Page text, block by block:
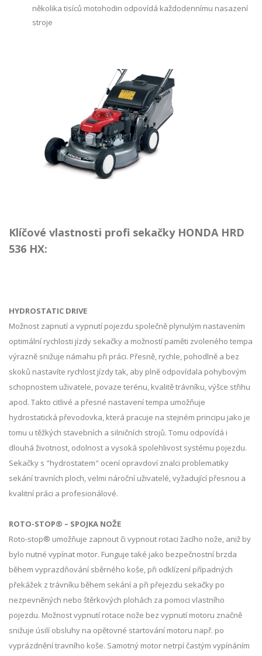
několika tisíců motohodin odpovídá každodennímu nasazení
stroje
Klíčové vlastnosti profi sekačky HONDA HRD
536 HX:
HYDROSTATIC DRIVE
Možnost zapnutí a vypnutí pojezdu společně plynulým nastavením
optimální rychlosti jízdy sekačky a možností paměti zvoleného tempa
výrazně snižuje námahu při práci. Přesně, rychle, pohodlně a bez
skoků nastavíte rychlost jízdy tak, aby plně odpovídala pohybovým
schopnostem uživatele, povaze terénu, kvalitě trávníku, výšce střihu
apod. Takto citlivé a přesné nastavení tempa umožňuje
hydrostatická převodovka, která pracuje na stejném principu jako je
tomu u těžkých stavebních a silničních strojů. Tomu odpovídá i
dlouhá životnost, odolnost a vysoká spolehlivost systému pojezdu.
Sekačky s "hydrostatem" ocení opravdoví znalci problematiky
sekání travních ploch, velmi nároční uživatelé, vyžadující přesnou a
kvalitní práci a profesionálové.
ROTO-STOP® – SPOJKA NOŽE
Roto-stop® umožňuje zapnout či vypnout rotaci žacího nože, aniž by
bylo nutné vypínat motor. Funguje také jako bezpečnostní brzda
během vyprazdňování sběrného koše, při odklízení případných
překážek z trávníku během sekání a při přejezdu sekačky po
nezpevněných nebo štěrkových plohách za pomoci vlastního
pojezdu. Možnost vypnutí rotace nože bez vypnutí motoru značně
snižuje úsilí obsluhy na opětovné startování motoru např. po
vyprázdnění travního koše. Samotný motor netrpí častým vypínáním